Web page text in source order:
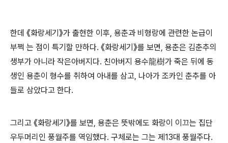
한데 《화랑세기》가 출현한 이후, 용춘과 비형랑에 관련한 논급이
부쩍 는 점이 특기할 만하다. 《화랑세기》를 보면, 용춘은 김춘추의
생부가 아니라 작은아버지다. 친아버지 용수龍樹가 죽은 뒤에 동
생인 용춘이 형수를 취하여 아내를 삼고, 나아가 조카인 춘추를 아
들로 삼았다고 한다.
그리고 《화랑세기》를 보면, 용춘은 뜻밖에도 화랑이 이끄는 집단
우두머리인 풍월주를 역임했다. 구체로는 그는 제13대 풍월주다.